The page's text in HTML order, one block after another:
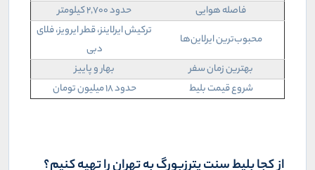
فاصله هوایی
حدود ۲,۷۰۰ کیلومتر
محبوب‌ترین ایرلاین‌ها
ترکیش ایرلاینز، قطر ایرویز، فلای
دبی
بهترین زمان سفر
بهار و پاییز
شروع قیمت بلیط
حدود ۱۸ میلیون تومان
از کجا بلیط سنت پترزبورگ به تهران را تهیه کنیم؟